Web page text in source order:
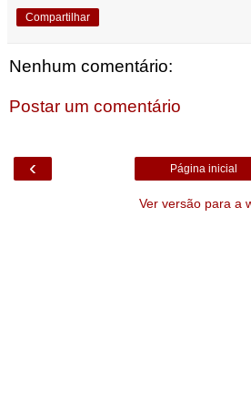
Compartilhar
Nenhum comentário:
Postar um comentário
‹ Página inicial
Ver versão para a